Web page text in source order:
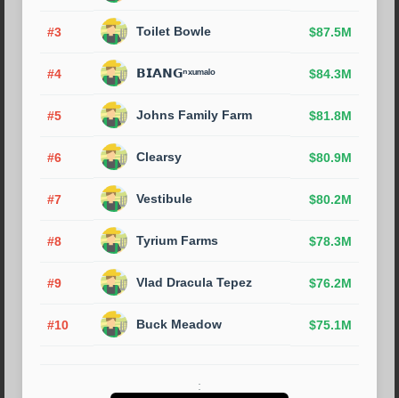
#3 Toilet Bowle $87.5M
#4 𝗕𝗜𝗔𝗡𝗚ⁿˣᵘᵐᵃˡᵒ $84.3M
#5 Johns Family Farm $81.8M
#6 Clearsy $80.9M
#7 Vestibule $80.2M
#8 Tyrium Farms $78.3M
#9 Vlad Dracula Tepez $76.2M
#10 Buck Meadow $75.1M
: